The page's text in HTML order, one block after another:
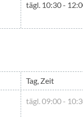
tägl. 10:30 -
Tag, Zeit
tägl. 09:00 -